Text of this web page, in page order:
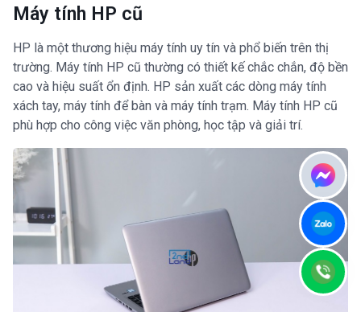
Máy tính HP cũ
HP là một thương hiệu máy tính uy tín và phổ biến trên thị
trường. Máy tính HP cũ thường có thiết kế chắc chắn, độ bền
cao và hiệu suất ổn định. HP sản xuất các dòng máy tính
xách tay, máy tính để bàn và máy tính trạm. Máy tính HP cũ
phù hợp cho công việc văn phòng, học tập và giải trí.